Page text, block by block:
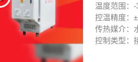
温度范围：
控温精度：
传热媒介：
控制类型：